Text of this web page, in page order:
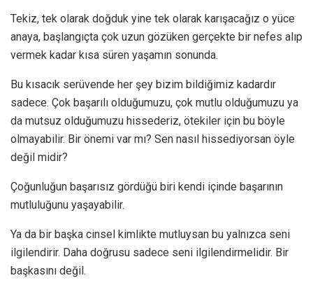
Tekiz, tek olarak doğduk yine tek olarak karışacağız o yüce
anaya, başlangıçta çok uzun gözüken gerçekte bir nefes alıp
vermek kadar kısa süren yaşamın sonunda.
Bu kısacık serüvende her şey bizim bildiğimiz kadardır
sadece. Çok başarılı olduğumuzu, çok mutlu olduğumuzu ya
da mutsuz olduğumuzu hissederiz, ötekiler için bu böyle
olmayabilir. Bir önemi var mı? Sen nasıl hissediyorsan öyle
değil midir?
Çoğunluğun başarısız gördüğü biri kendi içinde başarının
mutluluğunu yaşayabilir.
Ya da bir başka cinsel kimlikte mutluysan bu yalnızca seni
ilgilendirir. Daha doğrusu sadece seni ilgilendirmelidir. Bir
başkasını değil.